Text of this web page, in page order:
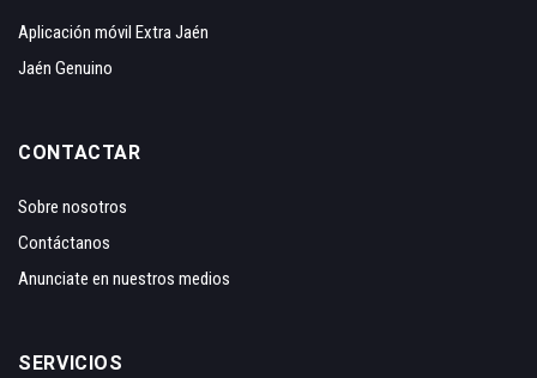
Aplicación móvil Extra Jaén
Jaén Genuino
CONTACTAR
Sobre nosotros
Contáctanos
Anunciate en nuestros medios
SERVICIOS